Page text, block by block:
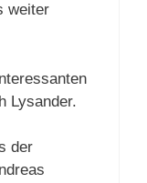
weiter
Lysander.
der